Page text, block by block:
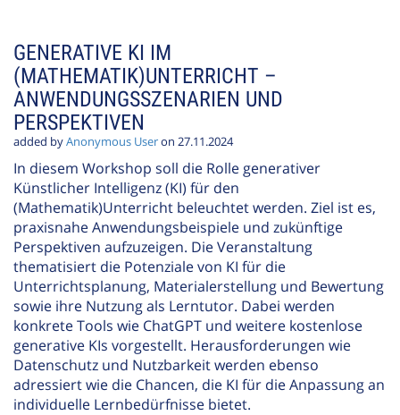
GENERATIVE KI IM
(MATHEMATIK)UNTERRICHT –
ANWENDUNGSSZENARIEN UND
PERSPEKTIVEN
added byAnonymous Useron 27.11.2024
In diesem Workshop soll die Rolle generativer
Künstlicher Intelligenz (KI) für den
(Mathematik)Unterricht beleuchtet werden. Ziel ist es,
praxisnahe Anwendungsbeispiele und zukünftige
Perspektiven aufzuzeigen. Die Veranstaltung
thematisiert die Potenziale von KI für die
Unterrichtsplanung, Materialerstellung und Bewertung
sowie ihre Nutzung als Lerntutor. Dabei werden
konkrete Tools wie ChatGPT und weitere kostenlose
generative KIs vorgestellt. Herausforderungen wie
Datenschutz und Nutzbarkeit werden ebenso
adressiert wie die Chancen, die KI für die Anpassung an
individuelle Lernbedürfnisse bietet.